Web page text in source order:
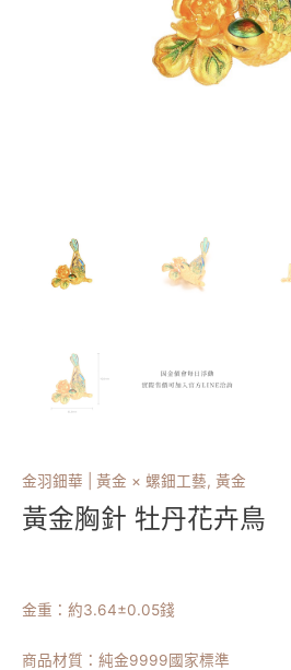
金羽鈿華 | 黃金 × 螺鈿工藝, 黃金
黃金胸針 牡丹花卉鳥
金重：約3.64±0.05錢
商品材質：純金9999國家標準